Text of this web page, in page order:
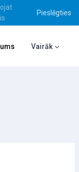
Pieslēgties
Vairāk